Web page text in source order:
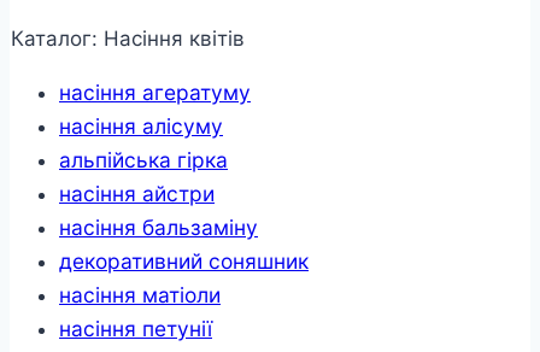
Каталог: Насіння квітів
насіння агератуму
насіння алісуму
альпійська гірка
насіння айстри
насіння бальзаміну
декоративний соняшник
насіння матіоли
насіння петунії